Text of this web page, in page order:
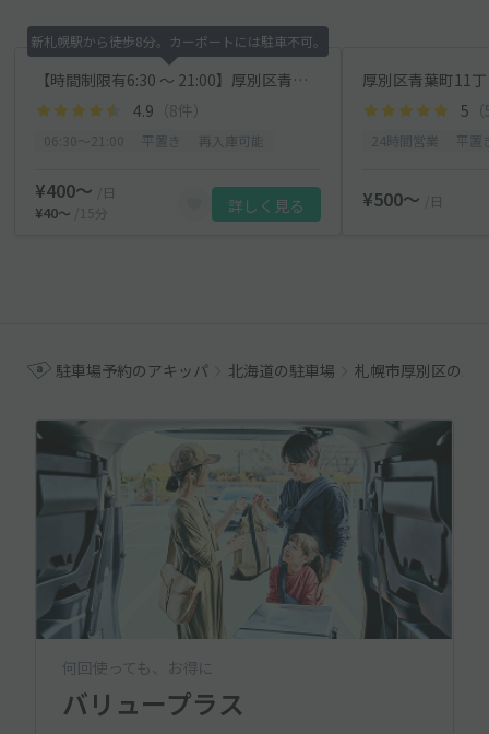
新札幌駅から徒歩8分。カーポートには駐車不可。
【時間制限有6:30 〜 21:00】厚別区青葉町11-1-22駐車場
4.9 （8件）
¥400〜
/日
¥40〜
/15分 詳しく見る
5
¥500〜 /日
駐車場予約のアキッパ 北海道の駐車場 札幌市厚別区の駐
何回使っても、お得に
バリュープラス